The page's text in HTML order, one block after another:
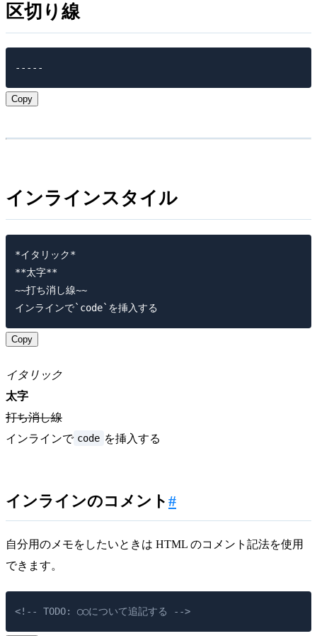
区切り線
Copy
インラインスタイル
*イタリック*
**太字**
~~打ち消し線~~
Copy
イタリック
太字
打ち消し線
インラインで code を挿入する
インラインのコメント #
自分用のメモをしたいときは HTML のコメント記法を使用
できます。
<!-- TODO: ◯◯について追記する -->